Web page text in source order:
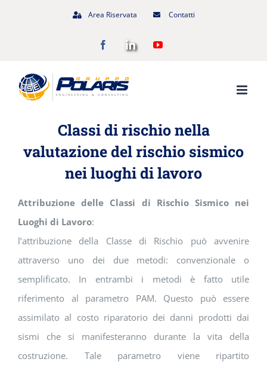
Area Riservata Contatti
FacebookLinkedInYouTube
Classi di rischio nella
valutazione del rischio sismico
nei luoghi di lavoro
Attribuzione delle Classi di Rischio Sismico nei
Luoghi di Lavoro:
l’attribuzione della Classe di Rischio può avvenire
attraverso uno dei due metodi: convenzionale o
semplificato. In entrambi i metodi è fatto utile
riferimento al parametro PAM. Questo può essere
assimilato al costo riparatorio dei danni prodotti dai
sismi che si manifesteranno durante la vita della
costruzione. Tale parametro viene ripartito